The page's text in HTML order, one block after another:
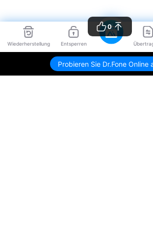
Wiederherstellung Entsperren
Probieren Sie Dr.Fone Online
0